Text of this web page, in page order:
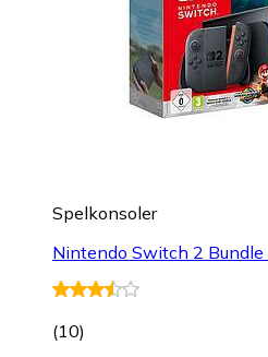
Spelkonsoler
Nintendo Switch 2 Bundle
(10)